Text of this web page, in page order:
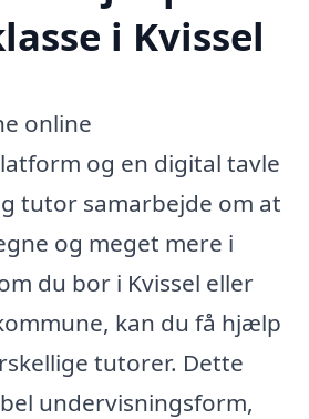
i Kvissel
online
og en digital tavle
tutor samarbejde om at
og meget mere i
du bor i Kvissel eller
kan du få hjælp
tutorer. Dette
undervisningsform,